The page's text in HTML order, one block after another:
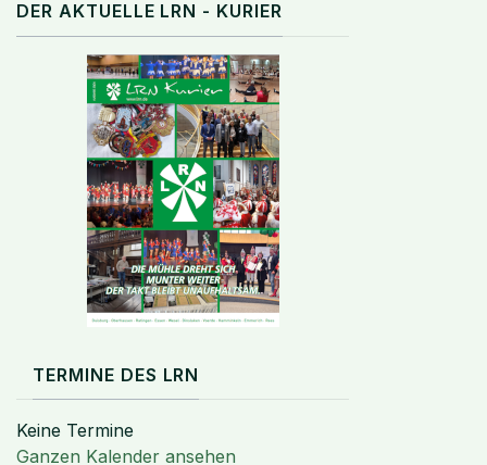
DER AKTUELLE LRN - KURIER
TERMINE DES LRN
Keine Termine
Ganzen Kalender ansehen